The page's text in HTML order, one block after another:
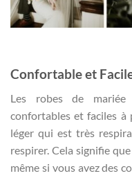
Confortable et
Les robes de
confortables et faciles à
léger qui est très
respirer. Cela signifie
même si vous avez des